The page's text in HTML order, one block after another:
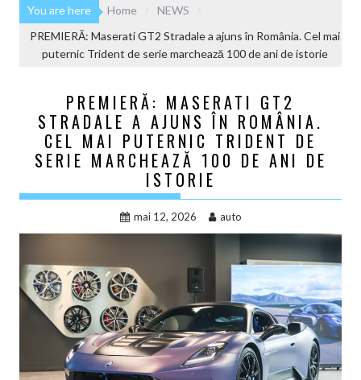
You are here Home
NEWS
PREMIERĂ: Maserati GT2 Stradale a ajuns în România. Cel mai
puternic Trident de serie marchează 100 de ani de istorie
PREMIERĂ: MASERATI GT2
STRADALE A AJUNS ÎN ROMÂNIA.
CEL MAI PUTERNIC TRIDENT DE
SERIE MARCHEAZĂ 100 DE ANI DE
ISTORIE
mai 12, 2026 auto